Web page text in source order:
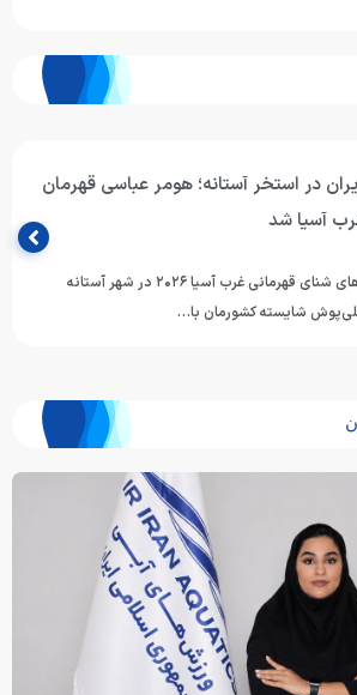
در استخر آستانه؛ هومر عباسی قهرمان
در نخستین روز از رقابت‌های شنای قهرمانی غرب آسیا ۲۰۲۶ در شهر آستانه
شایسته کشورمان با…